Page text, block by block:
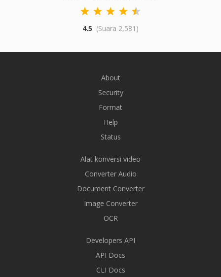
4.5 (Suara 2,581)
About
Security
Format
Help
Status
Alat konversi video
Converter Audio
Document Converter
Image Converter
OCR
Developers API
API Docs
CLI Docs